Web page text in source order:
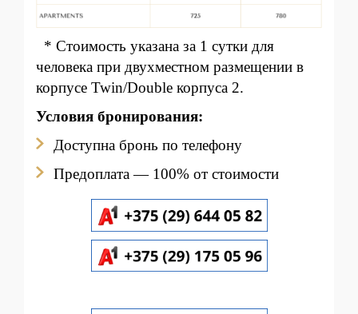
* Стоимость указана за 1 сутки для
человека при двухместном размещении в
корпусе Twin/Double корпуса 2.
Условия бронирования:
Доступна бронь по телефону
Предоплата — 100% от стоимости